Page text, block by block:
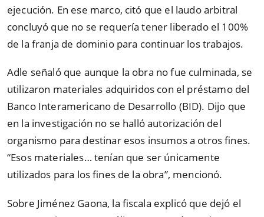
ejecución. En ese marco, citó que el laudo arbitral
concluyó que no se requería tener liberado el 100%
de la franja de dominio para continuar los trabajos.
Adle señaló que aunque la obra no fue culminada, se
utilizaron materiales adquiridos con el préstamo del
Banco Interamericano de Desarrollo (BID). Dijo que
en la investigación no se halló autorización del
organismo para destinar esos insumos a otros fines.
“Esos materiales… tenían que ser únicamente
utilizados para los fines de la obra”, mencionó.
Sobre Jiménez Gaona, la fiscala explicó que dejó el